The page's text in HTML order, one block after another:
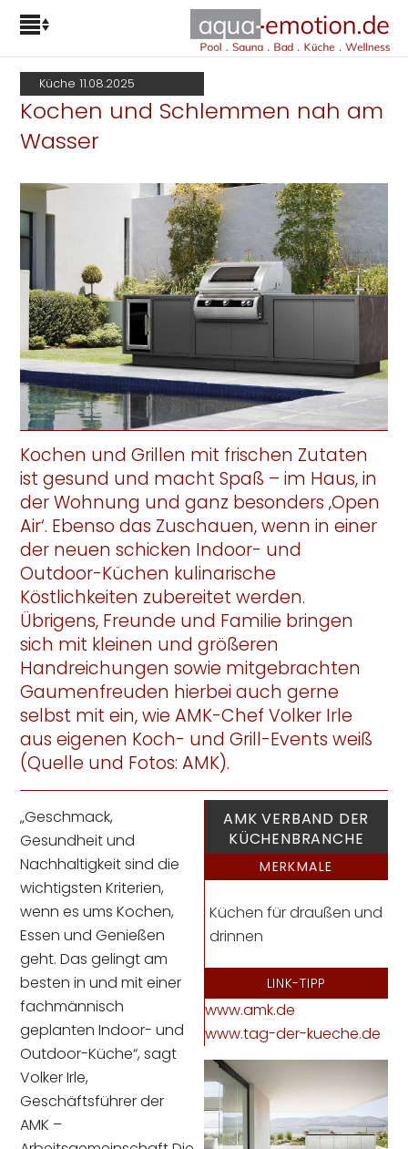
Küche 11.08.2025
Kochen und Schlemmen nah am
Wasser
Kochen und Grillen mit frischen Zutaten
ist gesund und macht Spaß – im Haus, in
der Wohnung und ganz besonders ‚Open
Air‘. Ebenso das Zuschauen, wenn in einer
der neuen schicken Indoor- und
Outdoor-Küchen kulinarische
Köstlichkeiten zubereitet werden.
Übrigens, Freunde und Familie bringen
sich mit kleinen und größeren
Handreichungen sowie mitgebrachten
Gaumenfreuden hierbei auch gerne
selbst mit ein, wie AMK-Chef Volker Irle
aus eigenen Koch- und Grill-Events weiß
(Quelle und Fotos: AMK).
AMK VERBAND DER
KÜCHENBRANCHE
MERKMALE
Küchen für draußen und
drinnen
LINK-TIPP
www.amk.de
www.tag-der-kueche.de
„Geschmack,
Gesundheit und
Nachhaltigkeit sind die
wichtigsten Kriterien,
wenn es ums Kochen,
Essen und Genießen
geht. Das gelingt am
besten in und mit einer
fachmännisch
geplanten Indoor- und
Outdoor-Küche“, sagt
Volker Irle,
Geschäftsführer der
AMK –